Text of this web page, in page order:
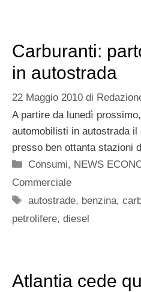
Carburanti:
in autostrada
22 Maggio 2010 di
A partire da lunedì
automobilisti in autostrada
presso ben ottanta stazioni
Categorie
Consumi, NEWS
Commerciale
Tag
autostrade, benzina,
petrolifere, diesel
Atlantia cede